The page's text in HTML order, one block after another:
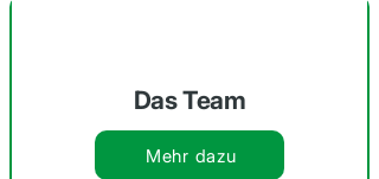
Das Team
Mehr dazu